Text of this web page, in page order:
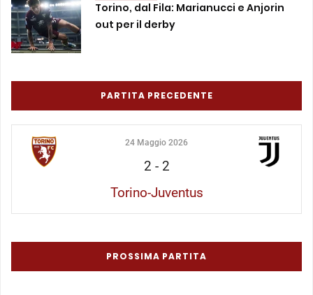
Torino, dal Fila: Marianucci e Anjorin
out per il derby
PARTITA PRECEDENTE
24 Maggio 2026
2 - 2
Torino-Juventus
PROSSIMA PARTITA